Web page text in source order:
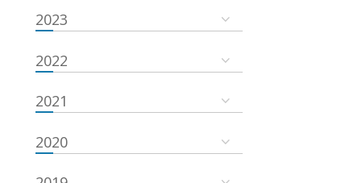
2023
2022
2021
2020